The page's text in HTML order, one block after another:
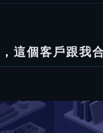
這個客戶跟我